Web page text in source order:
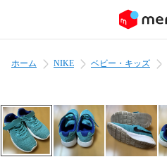
ホーム NIKE ベビー・キッズ